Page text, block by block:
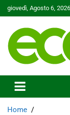
Skip
to
giovedì, Agosto 6, 2026
Ecoo.it
Home